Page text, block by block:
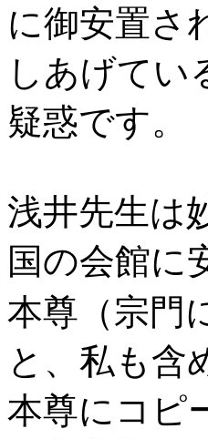
に御安置さ
しあげてい
疑惑です。
浅井先生は
国の会館に
本尊（宗門
と、私も含
本尊にコピ